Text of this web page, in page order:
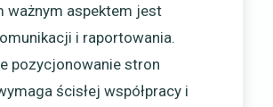
ważnym aspektem jest
i raportowania.
pozycjonowanie stron
ścisłej współpracy i